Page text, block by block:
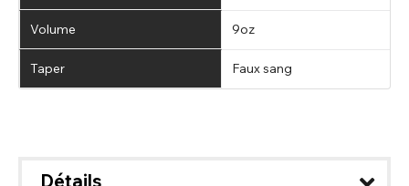
Volume 9oz
Taper Faux sang
Détails